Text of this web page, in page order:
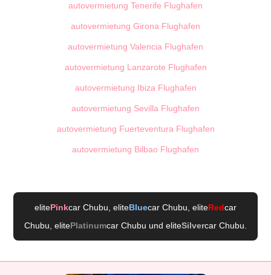
autovermietung Tenerife Flughafen
autovermietung Girona Flughafen
autovermietung Valencia Flughafen
autovermietung Lanzarote Flughafen
autovermietung Ibiza Flughafen
autovermietung Sevilla Flughafen
autovermietung Fuerteventura Flughafen
autovermietung Bilbao Flughafen
elitePinkcar Chubu , eliteBluecar Chubu , eliteRedcar
Chubu , elitePlatinumcar Chubu und eliteSilvercar Chubu